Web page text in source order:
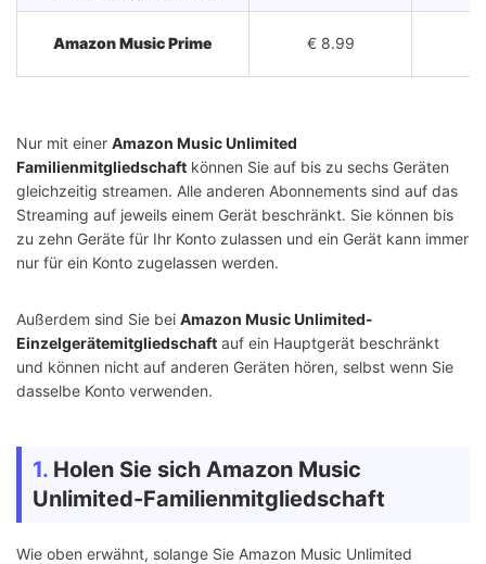
Amazon Music Prime € 8.99
Nur mit einer Amazon Music Unlimited
Familienmitgliedschaft können Sie auf bis zu sechs Geräten
gleichzeitig streamen. Alle anderen Abonnements sind auf das
Streaming auf jeweils einem Gerät beschränkt. Sie können bis
zu zehn Geräte für Ihr Konto zulassen und ein Gerät kann immer
nur für ein Konto zugelassen werden.
Außerdem sind Sie bei Amazon Music Unlimited-
Einzelgerätemitgliedschaft auf ein Hauptgerät beschränkt
und können nicht auf anderen Geräten hören, selbst wenn Sie
dasselbe Konto verwenden.
1. Holen Sie sich Amazon Music
Unlimited-Familienmitgliedschaft
Wie oben erwähnt, solange Sie Amazon Music Unlimited